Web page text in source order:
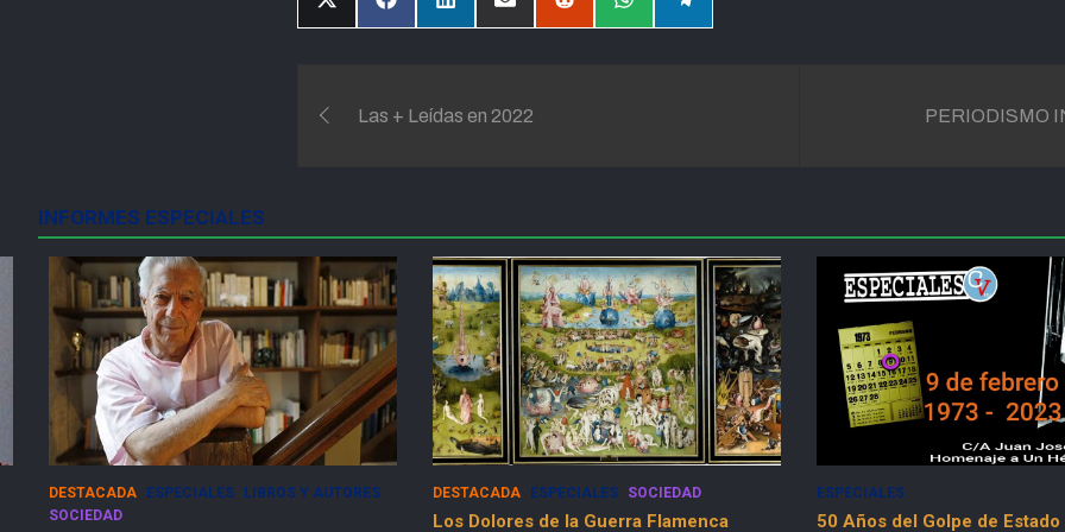
Compartir
en
Compartir
en
Compartir
en
Compartir
en
Compartir
en
Compartir
en
Compartir
en
de
Las + Leídas en 2022 PERIODISMO
INFORMES ESPECIALES
DESTACADA ESPECIALES SOCIEDAD
Los Dolores de la Guerra Flamenca
ESPECIALES
50 Años del Golpe de Estado
ESPECIALES
Peripecia vital: Las Tres P de